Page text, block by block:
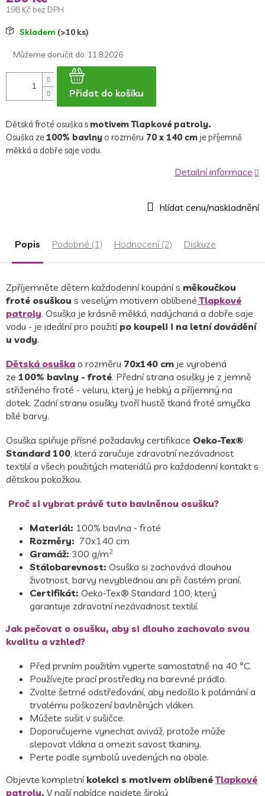
198 Kč bez DPH
MěrnáSkladem (>10 ks)
Můžeme doručit do: 11.8.2026
Přidat do košíku
Dětská froté osuška s motivem Tlapkové patroly.
Osuška ze100% bavlny o rozměru 70 x 140 cm je příjemně
měkká a dobře saje vodu.
Detailní informace
Popis Podobné (1) Hodnocení (2) Diskuze
Zpříjemněte dětem každodenní koupání s měkoučkou
froté osuškou s veselým motivem oblíbené Tlapkové
patroly. Osuška je krásně měkká, nadýchaná a dobře saje
vodu - je ideální pro použití po koupeli i na letní dovádění
u vody.
Dětská osuška o rozměru 70x140 cm je vyrobená
ze 100% bavlny - froté. Přední strana osušky je z jemně
střiženého froté - veluru, který je hebký a příjemný na
dotek. Zadní stranu osušky tvoří hustě tkaná froté smyčka
bílé barvy.
Osuška splňuje přísné požadavky certifikace Oeko-Tex®
Standard 100, která zaručuje zdravotní nezávadnost
textilií a všech použitých materiálů pro každodenní kontakt s
dětskou pokožkou.
Proč si vybrat právě tuto bavlněnou osušku?
Materiál: 100% bavlna - froté
Rozměry: 70x140 cm
Gramáž: 300 g/m2
Stálobarevnost: Osuška si zachovává dlouhou
životnost, barvy nevyblednou ani při častém praní.
Certifikát: Oeko-Tex® Standard 100, který
garantuje zdravotní nezávadnost textilií.
Jak pečovat o osušku, aby si dlouho zachovalo svou
kvalitu a vzhled?
Před prvním použitím vyperte samostatně na 40 °C.
Používejte prací prostředky na barevné prádlo.
Zvolte šetrné odstřeďování, aby nedošlo k polámání a
trvalému poškození bavlněných vláken.
Můžete sušit v sušičce.
Doporučujeme vynechat aviváž, protože může
slepovat vlákna a omezit savost tkaniny.
Perte podle symbolů uvedených na obale.
Objevte kompletníkolekci s motivem oblíbenéTlapkové
patroly. V naší nabídce najdete široký